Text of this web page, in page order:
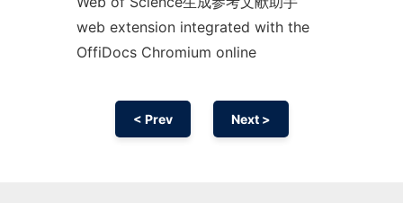
web extension integrated with the
OffiDocs Chromium online
< Prev Next >